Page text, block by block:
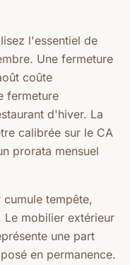
l'essentiel de
Une fermeture
coûte
fermeture
d'hiver. La
calibrée sur le CA
prorata mensuel
tempête,
Le mobilier extérieur
une part
en permanence.